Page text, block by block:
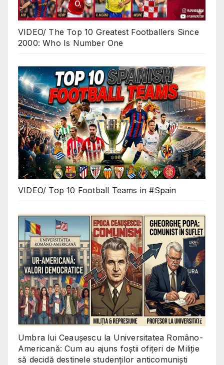
VIDEO/ The Top 10 Greatest Footballers Since
2000: Who Is Number One
VIDEO/ Top 10 Football Teams in #Spain
Umbra lui Ceaușescu la Universitatea Româno-
Americană: Cum au ajuns foștii ofițeri de Miliție
să decidă destinele studenților anticomuniști